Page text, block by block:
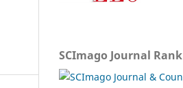
SCImago Journal Rank